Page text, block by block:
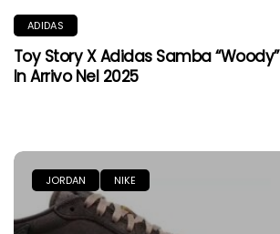
ADIDAS
Toy Story X Adidas Samba “Woody”
In Arrivo Nel 2025
JORDAN NIKE